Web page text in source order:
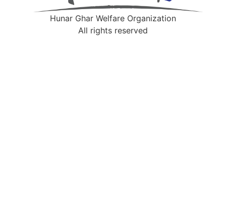
Hunar Ghar Welfare Organization
All rights reserved